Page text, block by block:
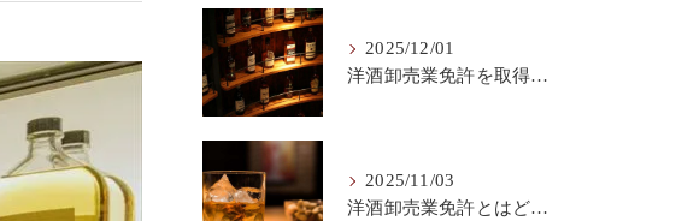
2025/12/01
洋酒卸売業免許を取得するための要件とは？
2025/11/03
洋酒卸売業免許とはどのような免許？